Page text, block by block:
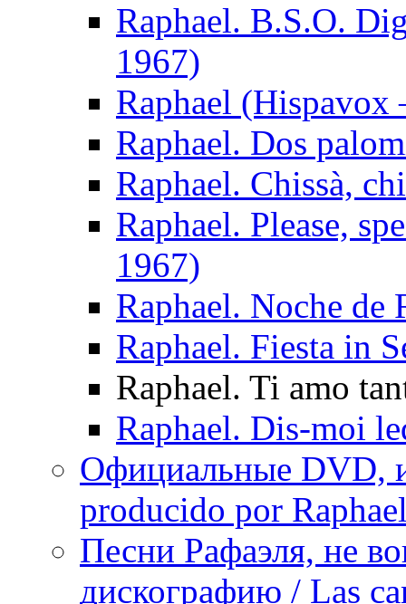
Raphael. B.S.O.
1967)
Raphael (Hispavox
Raphael. Dos
Raphael. Chissà,
Raphael. Please,
1967)
Raphael. Noche de
Raphael. Fiesta in
Raphael. Ti amo
Raphael. Dis-moi
Официальные DVD,
producido por
Песни Рафаэля, не
дискографию / Las